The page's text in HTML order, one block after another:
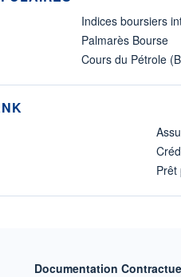
Indices boursiers
Palmarès Bourse
Cours du Pétrole
Prêt
Documentation